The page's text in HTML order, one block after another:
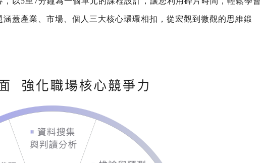
蓋產業、市場、個人三大核心環環相扣，從宏觀到微觀的思維鍛